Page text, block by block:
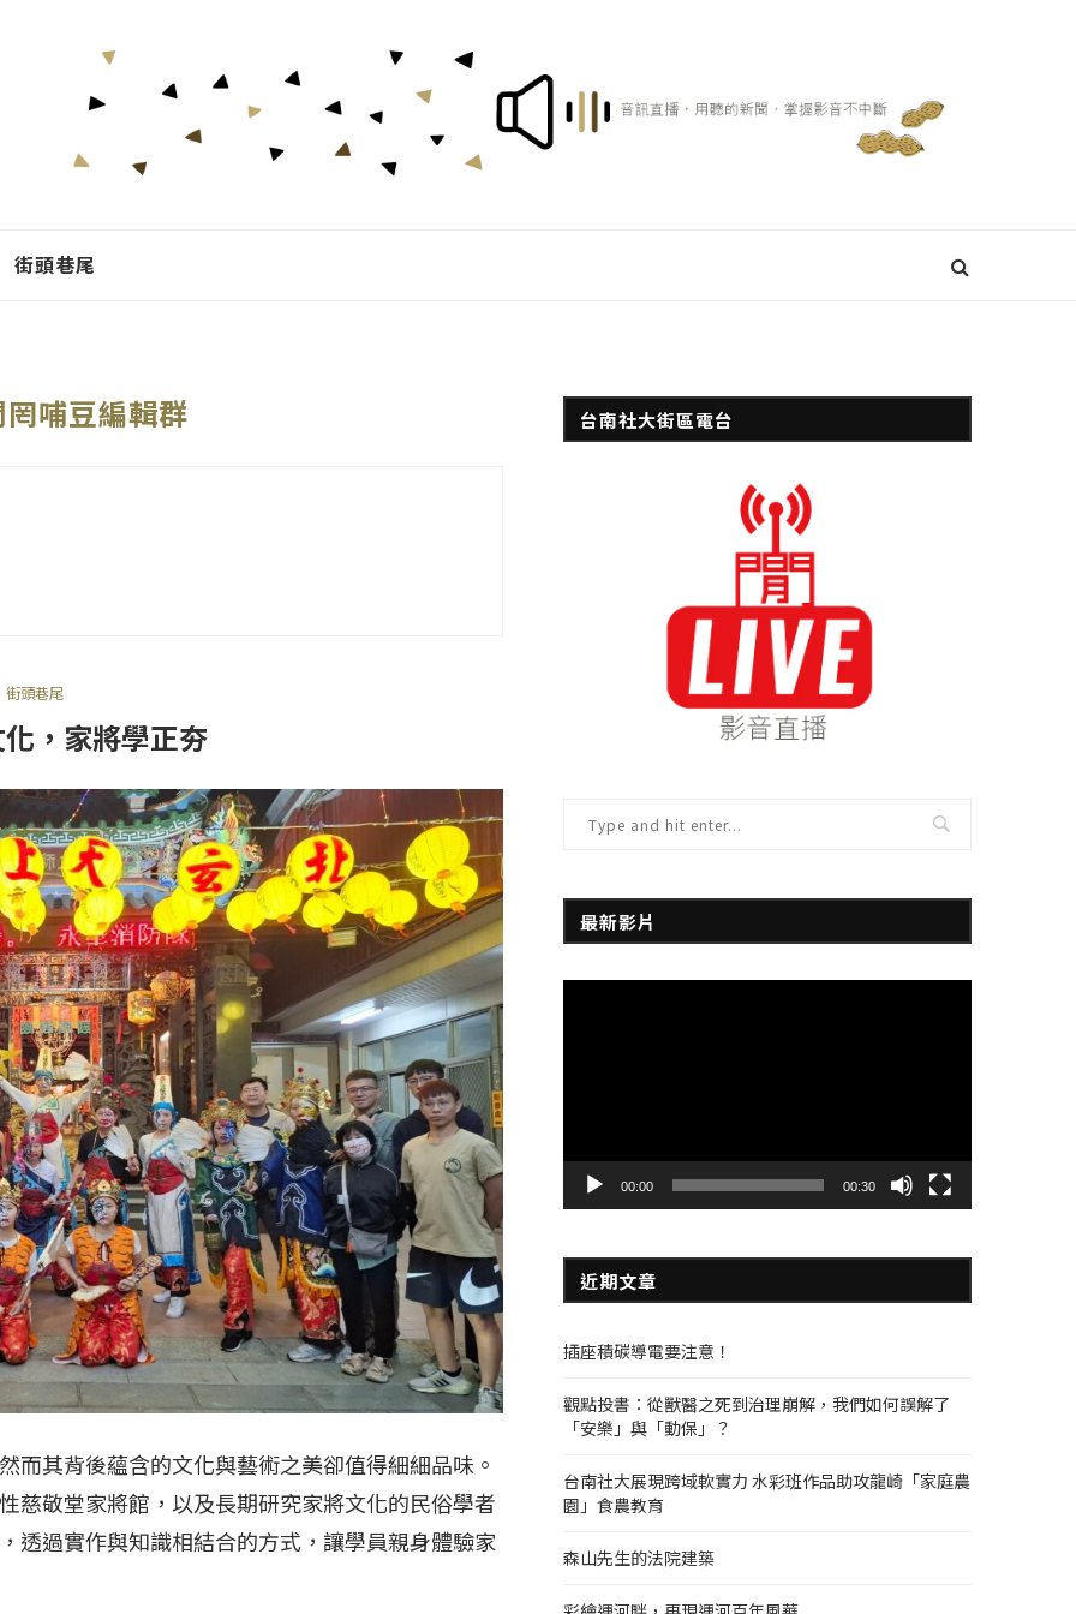
街頭巷尾
哺豆編輯群
街頭巷尾
，家將學正夯
而其背後蘊含的文化與藝術之美卻值得細細品味。
慈敬堂家將館，以及長期研究家將文化的民俗學者
透過實作與知識相結合的方式，讓學員親身體驗家
台南社大街區電台
最新影片
00:00 00:30
近期文章
插座積碳導電要注意！
觀點投書：從獸醫之死到治理崩解，我們如何誤解了
「安樂」與「動保」？
台南社大展現跨域軟實力 水彩班作品助攻龍崎「家庭農
園」食農教育
森山先生的法院建築